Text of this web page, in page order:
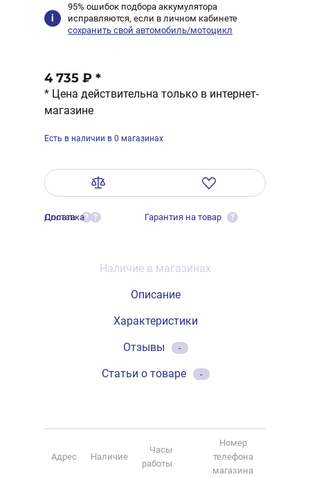
95% ошибок подбора аккумулятора
исправляются, если в личном кабинете
сохранить свой автомобиль/мотоцикл
4 735 ₽ *
* Цена действительна только в интернет-
магазине
Есть в наличии в 0 магазинах
Оплата ?
Доставка ? Гарантия на товар ?
Наличие в магазинах
Описание
Характеристики
Отзывы
-
Статьи о товаре -
Адрес Наличие
Часы
работы
Номер
телефона
магазина